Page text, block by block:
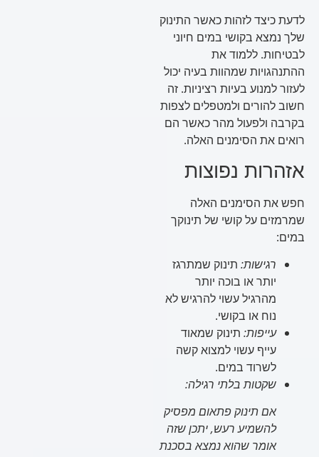
לדעת כיצד לזהות כאשר התינוק
שלך נמצא בקושי במים חיוני
לבטיחות. ללמוד את
ההתנהגויות שמהוות בעיה יכול
לעזור למנוע בעיות רציניות. זה
חשוב להורים ולמטפלים לצפות
בקרבה ולפעול מהר כאשר הם
רואים את הסימנים האלה.
אזהרות נפוצות
חפש את הסימנים האלה
שמרמזים על קושי של תינוקך
במים:
רגישות:תינוק שמתרגז
יותר או בוכה יותר
מהרגיל עשוי להרגיש לא
נוח או בקושי.
עייפות:תינוק שמאוד
עייף עשוי למצוא קשה
לשרוד במים.
שקטות בלתי רגילה:
אם תינוק פתאום מפסיק
להשמיע רעש, יתכן שזה
אומר שהוא נמצא בסכנת